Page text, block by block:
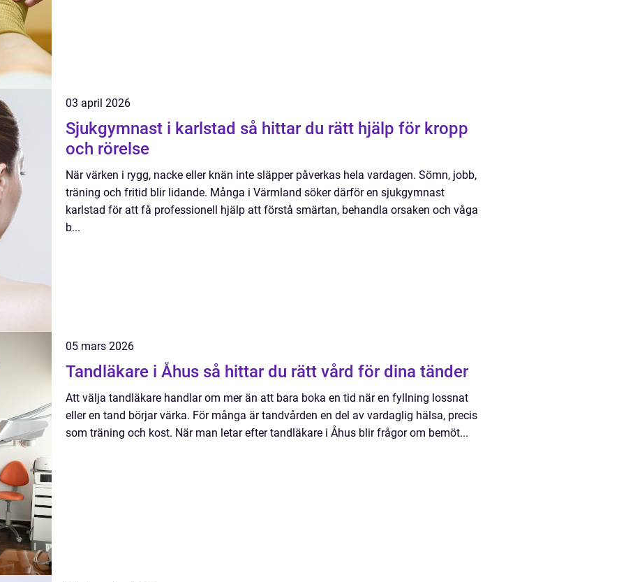
03 april 2026
Sjukgymnast i karlstad så hittar du rätt hjälp för kropp
och rörelse
När värken i rygg, nacke eller knän inte släpper påverkas hela vardagen. Sömn, jobb,
träning och fritid blir lidande. Många i Värmland söker därför en sjukgymnast
karlstad för att få professionell hjälp att förstå smärtan, behandla orsaken och våga
b...
05 mars 2026
Tandläkare i Åhus så hittar du rätt vård för dina tänder
Att välja tandläkare handlar om mer än att bara boka en tid när en fyllning lossnat
eller en tand börjar värka. För många är tandvården en del av vardaglig hälsa, precis
som träning och kost. När man letar efter tandläkare i Åhus blir frågor om bemöt...